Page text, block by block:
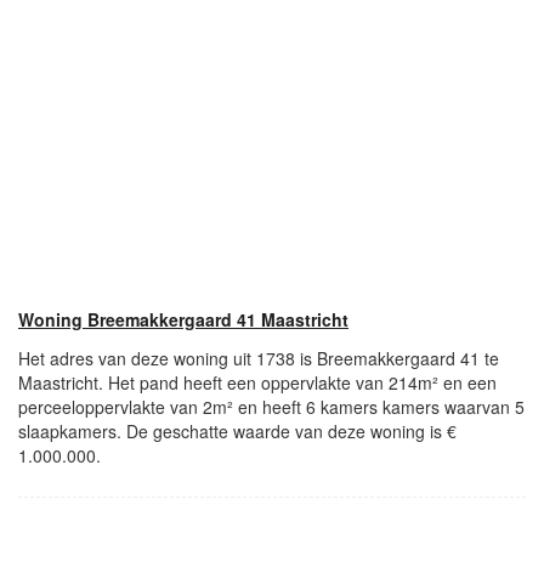
Woning Breemakkergaard 41 Maastricht
Het adres van deze woning uit 1738 is Breemakkergaard 41 te
Maastricht. Het pand heeft een oppervlakte van 214m² en een
perceeloppervlakte van 2m² en heeft 6 kamers kamers waarvan 5
slaapkamers. De geschatte waarde van deze woning is €
1.000.000.